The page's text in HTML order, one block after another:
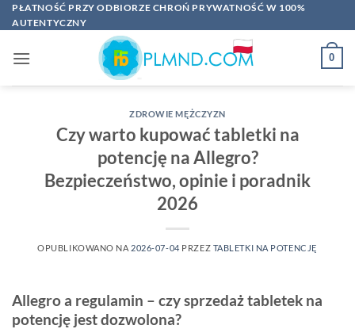
Przewiń
do
PŁATNOŚĆ PRZY ODBIORZE CHROŃ PRYWATNOŚĆ W 100%
AUTENTYCZNY
0
ZDROWIE MĘŻCZYZN
Czy warto kupować tabletki na
potencję na Allegro?
Bezpieczeństwo, opinie i poradnik
2026
OPUBLIKOWANO NA 2026-07-04 PRZEZ TABLETKI NA POTENCJĘ
Allegro a regulamin – czy sprzedaż tabletek na
potencję jest dozwolona?